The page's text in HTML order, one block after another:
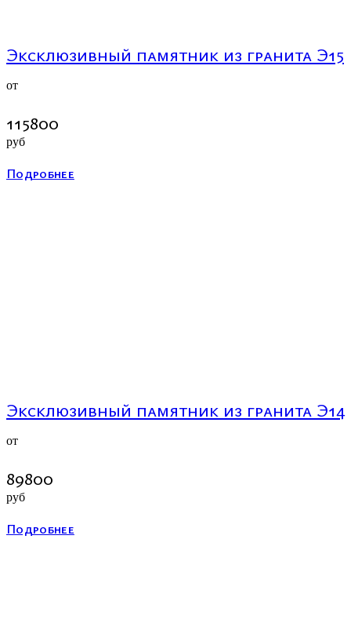
Эксклюзивный памятник из гранита Э15
от
115800
руб
Подробнее
Эксклюзивный памятник из гранита Э14
от
89800
руб
Подробнее